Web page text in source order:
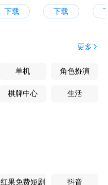
下载 下载
更多
单机 角色扮演
棋牌中心 生活
红果免费短剧 抖音